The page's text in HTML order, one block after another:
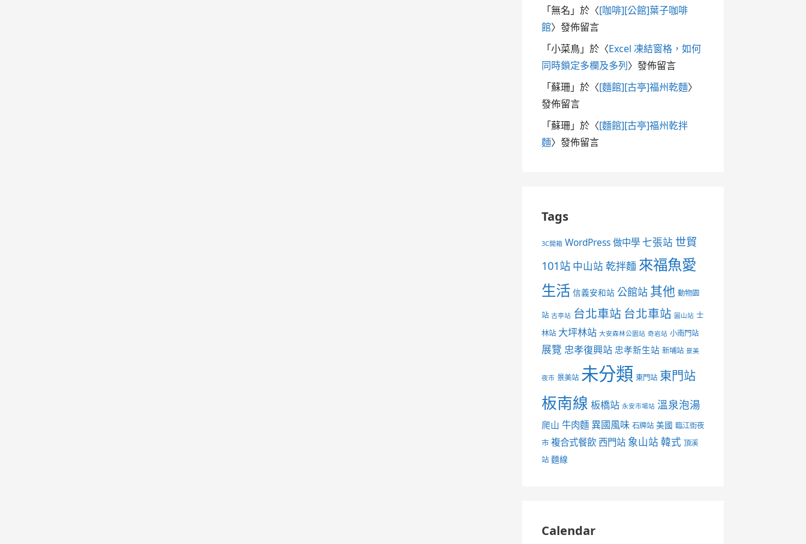
「無名 」於〈[咖啡][公館]葉子咖啡
館〉發佈留言
「小菜鳥」於〈Excel 凍結窗格，如何
同時鎖定多欄及多列〉發佈留言
「蘇珊」於〈[麵館][古亭]福州乾麵〉
發佈留言
「蘇珊」於〈[麵館][古亭]福州乾拌
麵〉發佈留言
Tags
3C開箱 WordPress 做中學 七張站 世貿
101站 中山站 乾拌麵 來福魚愛
生活 信義安和站 公館站 其他 動物園
站 古亭站 台北車站 台北車站 圓山站 士
林站 大坪林站 大安森林公園站 奇岩站 小南門站
展覽 忠孝復興站 忠孝新生站 新埔站 景美
夜市 景美站 未分類 東門站 東門站
板南線 板橋站 永安市場站 溫泉泡湯
爬山 牛肉麵 異國風味 石牌站 美國 臨江街夜
市 複合式餐飲 西門站 象山站 韓式 頂溪
站 麵線
Calendar